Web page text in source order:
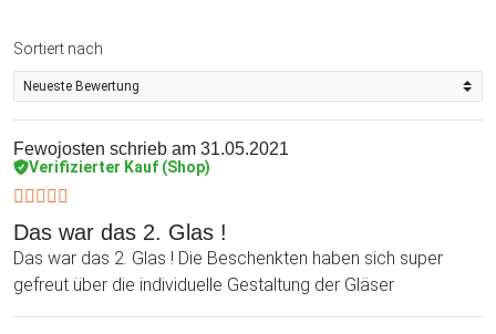
Sortiert nach
Fewojosten schrieb am 31.05.2021
Verifizierter Kauf (Shop)
Das war das 2. Glas !
Das war das 2. Glas ! Die Beschenkten haben sich super
gefreut über die individuelle Gestaltung der Gläser